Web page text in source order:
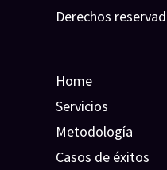
Derechos
Home
Servicios
Metodología
Casos de éxitos